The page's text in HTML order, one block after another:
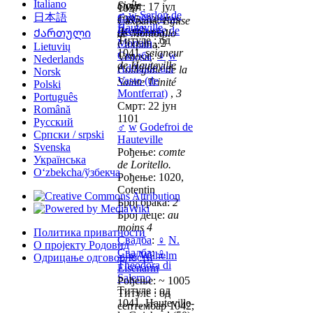
Смрт: 17 јул
1085, Atheras
(Kefalonia)
Сахрана:
Venosa,
Collégiale de la
Sainte Trinité
Sicile
Свадба:♀ w
Éremburge de
Mortain,2
Свадба:♀ w
Adélaïde del
Vasto (de
Montferrat) , 3
Смрт: 22 јун
1101
1057
Сахрана:Église
de Montoglio
♂ w Serlon de
Hauteville
Титуле : од
1041,seigneur
de Hauteville
♂ w Godefroi de
Hauteville
Рођење: comte
de Loritello.
Рођење: 1020,
Cotentin
Број брака:2
Број деце: au
moins 4
Свадба: ♀ N.
Свадба:♀
Theodora di
Salerno
Титуле : од
1041, Hauteville-
♂ w Wilhelm
Eisenarm
Рођење: ~ 1005
Титуле : од
септембар 1042,
Italiano
日本語
Ქართული
Lietuvių
Nederlands
Norsk
Polski
Português
Română
Русский
Српски / srpski
Svenska
Українська
Oʻzbekcha/ўзбекча
Политика приватности
О пројекту Родовид
Одрицање одговорности